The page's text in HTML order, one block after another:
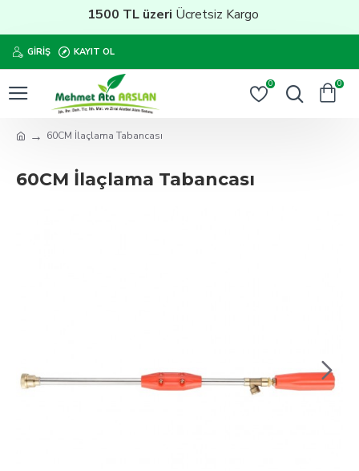
1500 TL üzeriÜcretsiz Kargo
GIRIŞ KAYIT OL
0 0
60CM İlaçlama Tabancası
60CM İlaçlama Tabancası